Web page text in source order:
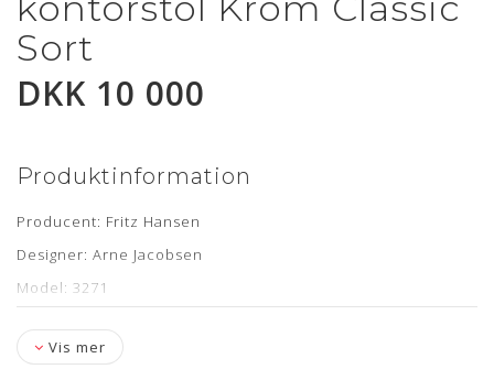
av
bildegalleri
Sort
DKK 10 000
Produktinformation
Producent: Fritz Hansen
Designer: Arne Jacobsen
Model: 3271
med hjul
Vis mer